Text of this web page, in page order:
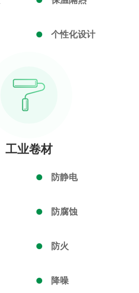
个性化设计
工业卷材
防静电
防腐蚀
防火
降噪